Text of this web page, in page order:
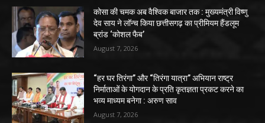
कोसा की चमक अब वैश्विक बाजार तक : मुख्यमंत्री विष्णु
देव साय ने लॉन्च किया छत्तीसगढ़ का प्रीमियम हैंडलूम
ब्रांड ‘कोशल फैब’
August 7, 2026
“हर घर तिरंगा” और “तिरंगा यात्रा” अभियान राष्ट्र
निर्माताओं के योगदान के प्रति कृतज्ञता प्रकट करने का
भव्य माध्यम बनेगा : अरुण साव
August 7, 2026